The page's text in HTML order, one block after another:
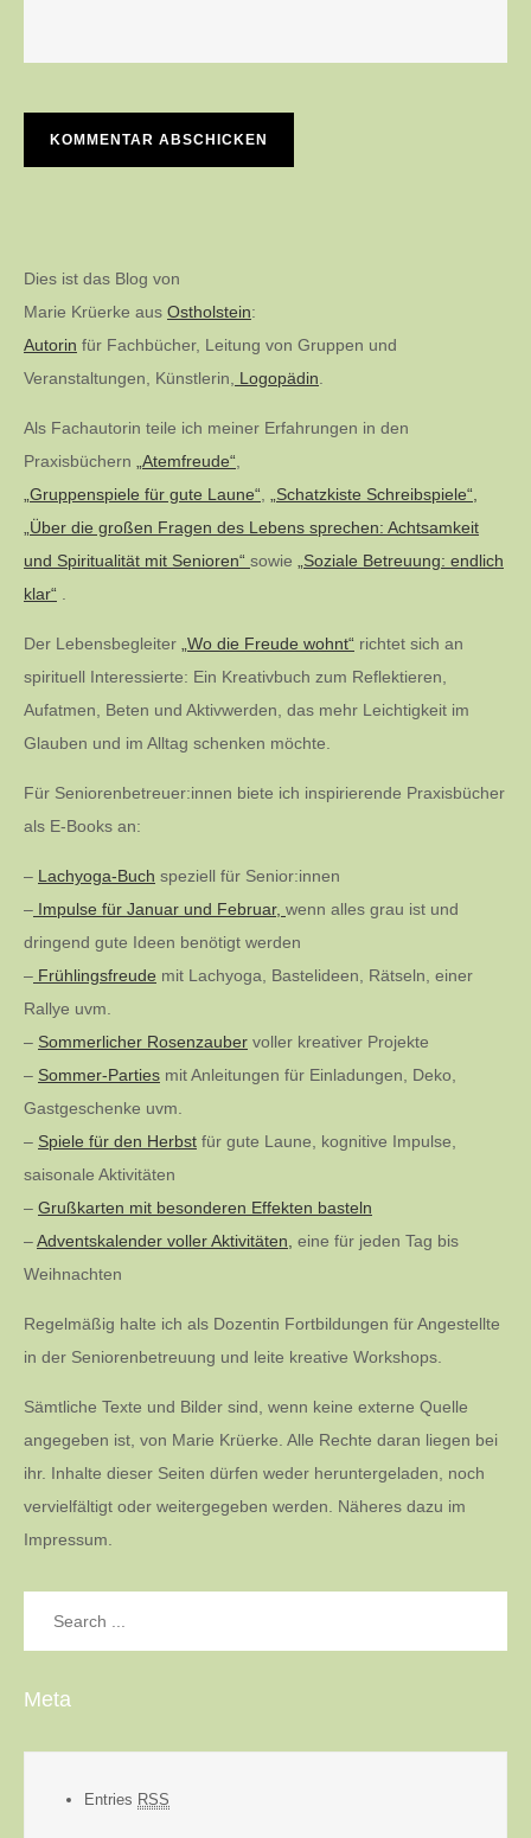
Dies ist das Blog von
Marie Krüerke aus Ostholstein:
Autorin für Fachbücher, Leitung von Gruppen und
Veranstaltungen, Künstlerin,
Logopädin
Als Fachautorin teile ich meiner Erfahrungen in den
Praxisbüchern
„Atemfreude“
„Gruppenspiele für gute Laune“
„Schatzkiste Schreibspiele“,
„Über die großen Fragen des Lebens sprechen: Achtsamkeit
und Spiritualität mit Senioren“ sowie
„Soziale Betreuung: endlich
klar“
Der Lebensbegleiter „Wo die Freude wohnt“ richtet sich an
spirituell Interessierte: Ein Kreativbuch zum Reflektieren,
Aufatmen, Beten und Aktivwerden, das mehr Leichtigkeit im
Glauben und im Alltag schenken möchte.
Für Seniorenbetreuer:innen biete ich inspirierende Praxisbücher
als E-Books an:
– Lachyoga-Buch speziell für Senior:innen
– Impulse für Januar und Februar, wenn alles grau ist und
dringend gute Ideen benötigt werden
– Frühlingsfreude mit Lachyoga, Bastelideen, Rätseln, einer
Rallye uvm.
– Sommerlicher Rosenzauber voller kreativer Projekte
– Sommer-Parties mit Anleitungen für Einladungen, Deko,
Gastgeschenke uvm.
– Spiele für den Herbst für gute Laune, kognitive Impulse,
saisonale Aktivitäten
– Grußkarten mit besonderen Effekten basteln
–Adventskalender voller Aktivitäten, eine für jeden Tag bis
Weihnachten
Regelmäßig halte ich als Dozentin Fortbildungen für Angestellte
in der Seniorenbetreuung und leite kreative Workshops.
Sämtliche Texte und Bilder sind, wenn keine externe Quelle
angegeben ist, von Marie Krüerke. Alle Rechte daran liegen bei
ihr. Inhalte dieser Seiten dürfen weder heruntergeladen, noch
vervielfältigt oder weitergegeben werden. Näheres dazu im
Impressum.
Meta
Entries RSS